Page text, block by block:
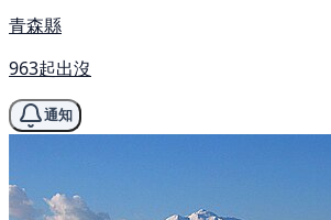
青森縣
963起出沒
通知